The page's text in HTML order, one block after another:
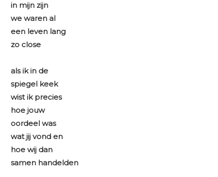
in mijn zijn
we waren al
een leven lang
zo close
als ik in de
spiegel keek
wist ik precies
hoe jouw
oordeel was
wat jij vond en
hoe wij dan
samen handelden